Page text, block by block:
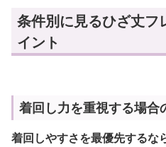
条件別に見るひざ丈フ
イント
着回し力を重視する場合
着回しやすさを最優先するな